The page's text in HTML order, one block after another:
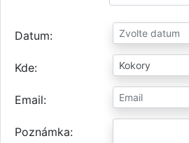
Datum
Kde
Email
Poznámka